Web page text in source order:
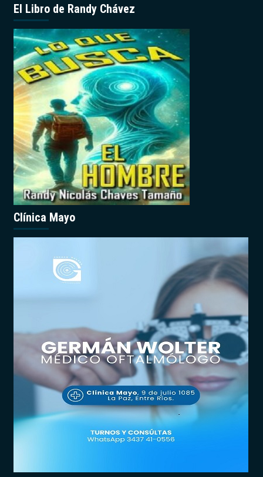
El Libro de Randy Chávez
Clínica Mayo